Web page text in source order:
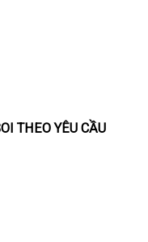
THEO YÊU CẦU